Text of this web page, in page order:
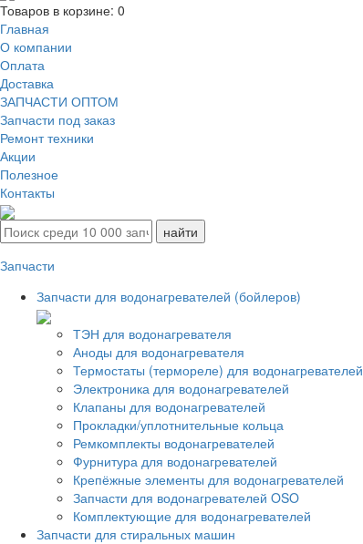
Товаров в корзине: 0
Главная
О компании
Оплата
Доставка
ЗАПЧАСТИ ОПТОМ
Запчасти под заказ
Ремонт техники
Акции
Полезное
Контакты
Запчасти
Запчасти для водонагревателей (бойлеров)
ТЭН для водонагревателя
Аноды для водонагревателя
Термостаты (термореле) для водонагревателей
Электроника для водонагревателей
Клапаны для водонагревателей
Прокладки/уплотнительные кольца
Ремкомплекты водонагревателей
Фурнитура для водонагревателей
Крепёжные элементы для водонагревателей
Запчасти для водонагревателей OSO
Комплектующие для водонагревателей
Запчасти для стиральных машин